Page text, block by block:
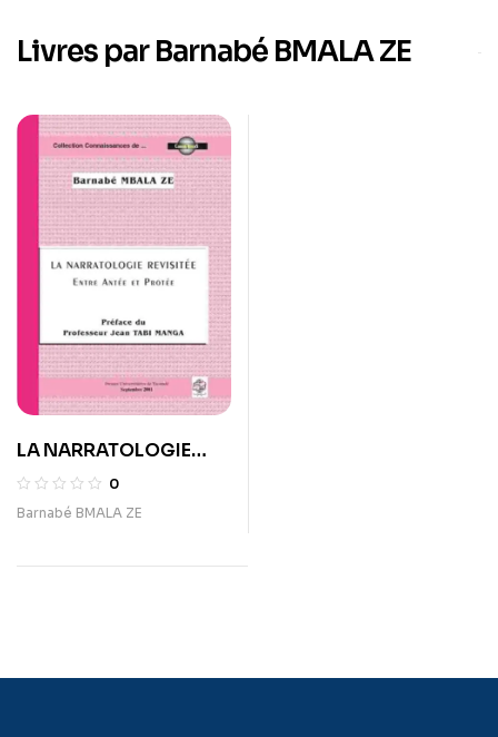
Livres par Barnabé BMALA ZE
LA NARRATOLOGIE
REVISITÉE Entre antée
et Protée
0
Barnabé BMALA ZE